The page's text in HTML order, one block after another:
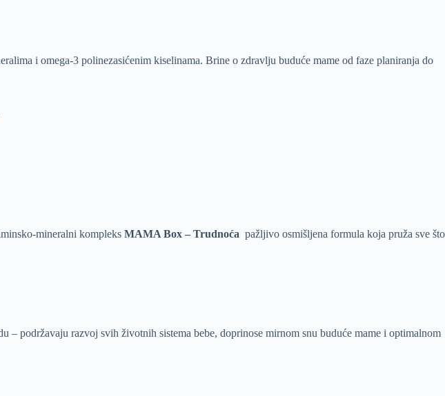
i omega-3 polinezasićenim kiselinama. Brine o zdravlju buduće mame od faze planiranja do
mineralni kompleks MAMA Box – Trudnoća pažljivo osmišljena formula koja pruža sve što
podržavaju razvoj svih životnih sistema bebe, doprinose mirnom snu buduće mame i optimalnom